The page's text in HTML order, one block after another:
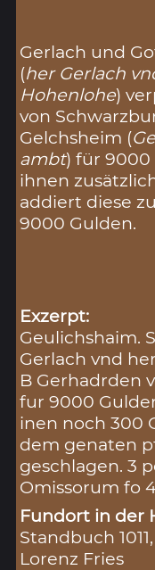
Gerlach und
(her Gerlach
Hohenlohe)
von
Gelchsheim (
ambt) für 9000
ihnen
addiert diese
9000 Gulden.
Exzerpt:
Geulichshaim.
Gerlach vnd
B Gerhadrden
fur 9000
inen noch 300
dem genaten
geschlagen. 3
Omissorum fo
Fundort in der
Standbuch
Lorenz Fries